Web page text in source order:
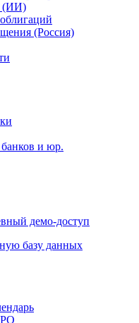
Карты рынка
(Россия)
и юр.
базу данных